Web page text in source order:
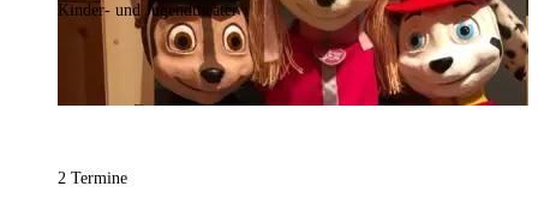
Kinder- und Jugendtheater
2 Termine